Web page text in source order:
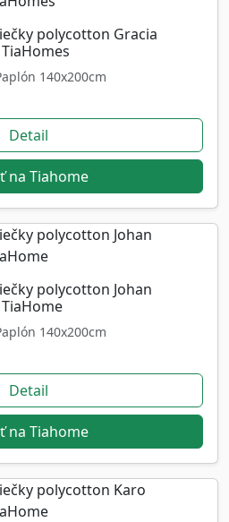
polycotton Gracia
140x200cm
Detail
na Tiahome
polycotton Johan
140x200cm
Detail
na Tiahome